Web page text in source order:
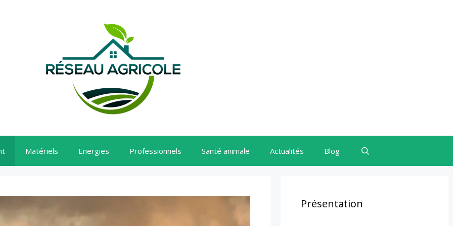
Matériels Energies Professionnels Santé animale Actualités Blog
Présentation